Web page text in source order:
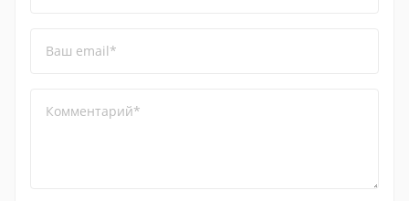
Ваш email*
Комментарий*